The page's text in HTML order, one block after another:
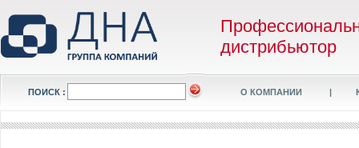
дистрибьютор
ПОИСК : О КОМПАНИИ |